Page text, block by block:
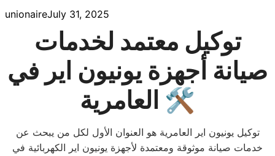
unionaireJuly 31, 2025
توكيل معتمد لخدمات
صيانة أجهزة يونيون اير في
العامرية 🛠️
توكيل يونيون اير العامرية هو العنوان الأول لكل من يبحث عن
خدمات صيانة موثوقة ومعتمدة لأجهزة يونيون اير الكهربائية في